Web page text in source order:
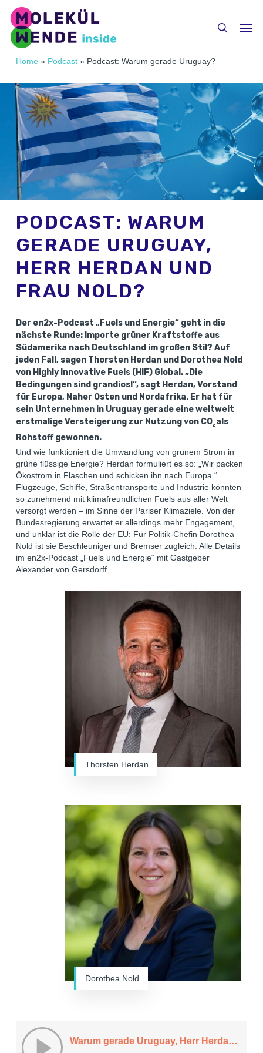
main
content
search
Home» Podcast» Podcast: Warum gerade Uruguay?
PODCAST: WARUM
GERADE URUGUAY,
HERR HERDAN UND
FRAU NOLD?
Der en2x-Podcast „Fuels und Energie“ geht in die
nächste Runde: Importe grüner Kraftstoffe aus
Südamerika nach Deutschland im großen Stil? Auf
jeden Fall, sagen Thorsten Herdan und Dorothea Nold
von Highly Innovative Fuels (HIF) Global. „Die
Bedingungen sind grandios!“, sagt Herdan, Vorstand
für Europa, Naher Osten und Nordafrika. Er hat für
sein Unternehmen in Uruguay gerade eine weltweit
erstmalige Versteigerung zur Nutzung von CO2 als
Rohstoff gewonnen.
Und wie funktioniert die Umwandlung von grünem Strom in
grüne flüssige Energie? Herdan formuliert es so: „Wir packen
Ökostrom in Flaschen und schicken ihn nach Europa.“
Flugzeuge, Schiffe, Straßentransporte und Industrie könnten
so zunehmend mit klimafreundlichen Fuels aus aller Welt
versorgt werden – im Sinne der Pariser Klimaziele. Von der
Bundesregierung erwartet er allerdings mehr Engagement,
und unklar ist die Rolle der EU: Für Politik-Chefin Dorothea
Nold ist sie Beschleuniger und Bremser zugleich. Alle Details
im en2x-Podcast „Fuels und Energie“ mit Gastgeber
Alexander von Gersdorff.
Thorsten Herdan
Dorothea Nold